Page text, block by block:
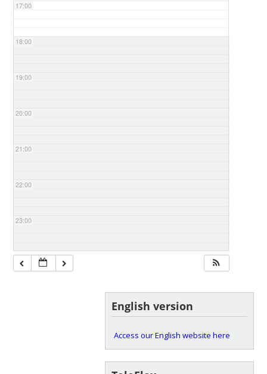
17:00
18:00
19:00
20:00
21:00
22:00
23:00
English version
Access our English website here